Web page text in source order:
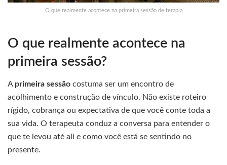
O que realmente acontece na primeira sessão de terapia
O que realmente acontece na
primeira sessão?
A primeira sessão costuma ser um encontro de
acolhimento e construção de vínculo. Não existe roteiro
rígido, cobrança ou expectativa de que você conte toda a
sua vida. O terapeuta conduz a conversa para entender o
que te levou até ali e como você está se sentindo no
presente.